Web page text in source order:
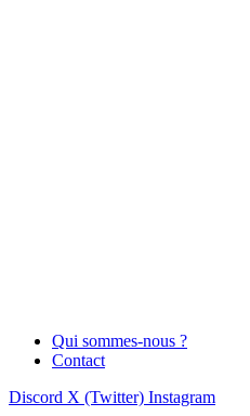
Qui sommes-nous ?
Contact
Discord X (Twitter) Instagram